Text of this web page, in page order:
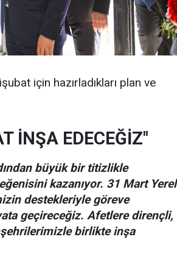
için hazırladıkları plan ve
İNŞA EDECEĞİZ"
büyük bir titizlikle
kazanıyor. 31 Mart Yerel
destekleriyle göreve
geçireceğiz. Afetlere dirençli,
birlikte inşa